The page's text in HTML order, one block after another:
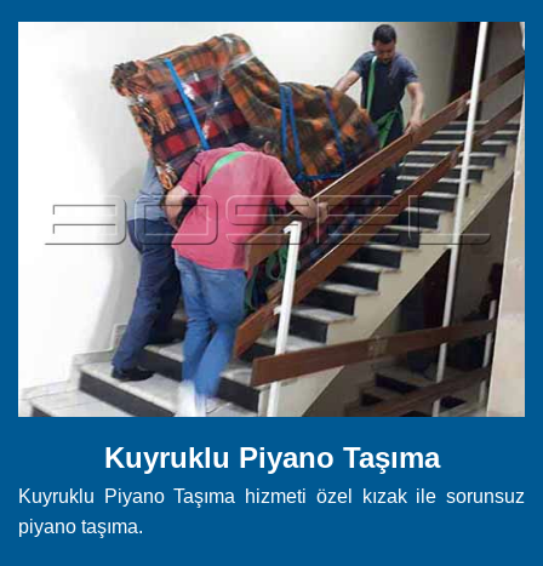
Kuyruklu Piyano Taşıma
Kuyruklu Piyano Taşıma hizmeti özel kızak ile sorunsuz
piyano taşıma.